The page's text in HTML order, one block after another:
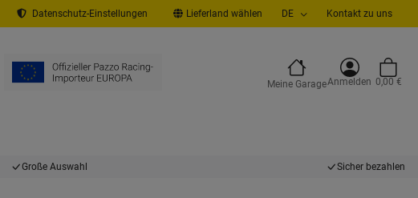
Datenschutz-Einstellungen Lieferland wählen DE Kontakt zu uns
Meine GarageAnmelden 0,00 €
Große Auswahl Sicher bezahlen